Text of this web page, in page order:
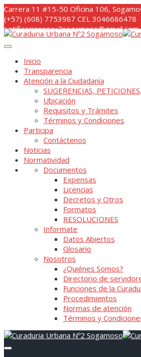
Skip
to
content
Carrera 11 #15-50 Oficina 106,
(+57) (608) 7753987 CEL 3046686478
Inicio
Transparencia
Atención a la Ciudadanía
SUGERENCIAS,
Ubicación
Requisitos y Trámites
Términos y Condiciones
Participa
Contáctenos
Noticias
Normatividad
Documentos
Expensas
Licencias
Decretos y Otros
Formatos
RESOLUCIONES
Informate
Datos Abiertos
Glosario
Nosotros
¿Quiénes Somos?
Directorio de
Funciones de la
Procedimientos
Normas de atención
Términos y